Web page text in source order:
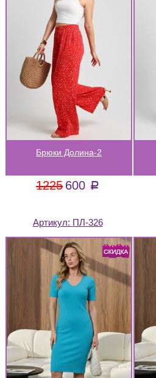
Брюки Долина-2
1225 600 a
Артикул: ПЛ-326